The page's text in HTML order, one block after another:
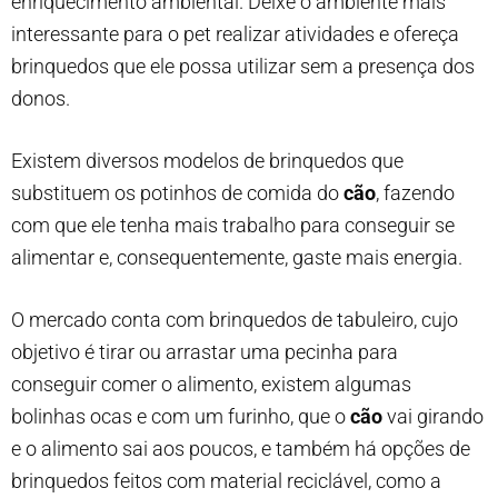
interessante para o pet realizar atividades e ofereça
brinquedos que ele possa utilizar sem a presença dos
donos.
Existem diversos modelos de brinquedos que
substituem os potinhos de comida docão, fazendo
com que ele tenha mais trabalho para conseguir se
alimentar e, consequentemente, gaste mais energia.
O mercado conta com brinquedos de tabuleiro, cujo
objetivo é tirar ou arrastar uma pecinha para
conseguir comer o alimento, existem algumas
bolinhas ocas e com um furinho, que ocãovai girando
e o alimento sai aos poucos, e também há opções de
brinquedos feitos com material reciclável, como a